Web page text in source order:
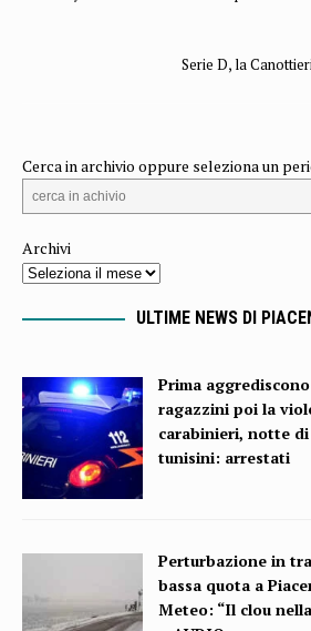
Serie D, la
Cerca in archivio oppure seleziona un
Archivi
ULTIME NEWS DI
Prima
ragazzini poi la
carabinieri, notte
tunisini: arrestati
Perturbazione in
bassa quota a
Meteo: “Il clou